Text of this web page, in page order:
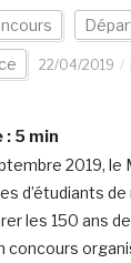
22/04/2019
: 5 min
2019,
d’étudiants
les 150 ans
concours